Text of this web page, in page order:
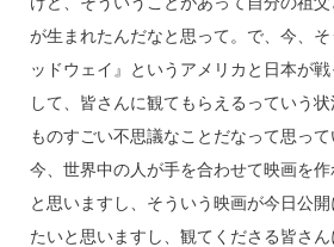
が生まれたんだなと思って。で、今、
ッドウェイ』というアメリカと日本が
して、皆さんに観てもらえるっていう状
ものすごい不思議なことだなって思って
今、世界中の人が手を合わせて映画を
と思いますし、そういう映画が今日公
たいと思いますし、観てくださる皆さん